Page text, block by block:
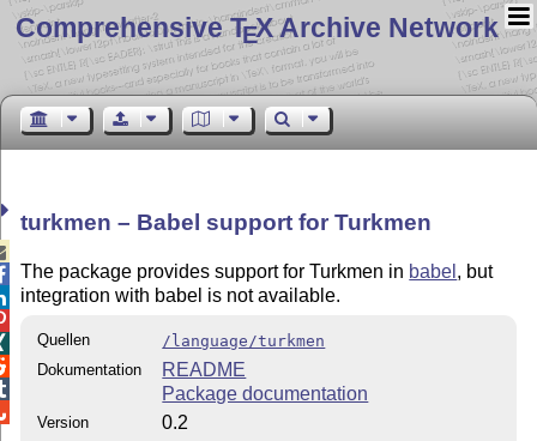
Comprehensive TEX Archive Network
turkmen – Babel support for Turkmen
The package provides support for Turkmen in babel , but
integration with babel is not available.
Quellen
/language/turkmen
Dokumentation
README
Package documentation
Version 0.2